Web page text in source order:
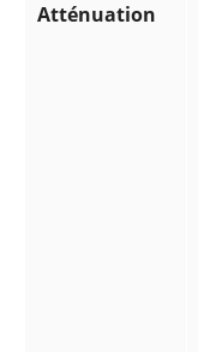
Atténuation